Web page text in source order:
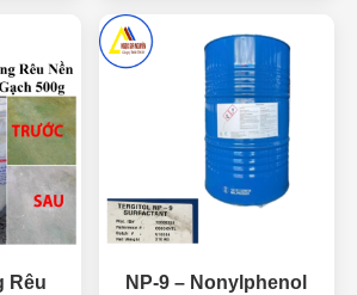
Rêu
NP-9 – Nonylphenol